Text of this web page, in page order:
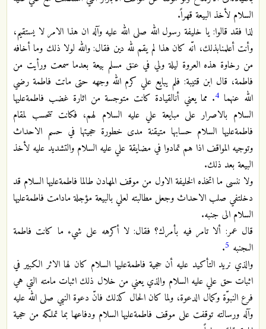
السلام لأخذ البيعة قهراً.
لذا فقد قالوا: يا خليفة رسول الله صلى الله عليه وآله ان هذا الامر لا يستقيم،
وأنت أعلمنابذلك، انّه كان هذا لم يقم لله دين فقال: والله لولا ذلك وما أخافه
من رخاوة هذه العروة ليلة ولي في عنق مسلم بيعة بعدما سمعت ورأيت من
فاطمة، قال ابن قتيبة: فلم يبايع علي كرم الله وجهه حتى ماتت فاطمة رضي
الله عنهما 4. مما يعني أنالقيادة كانت متوجسة من اثارة غضب فاطمةعليها
السلام بالاصرار على مبايعة علي عليه السلام لهم، فكانت تتحسب لمقام
فاطمةعليها السلام حسابها متيقنة مدى خطورة حجيتها في حسم الاحداث
وتوجيه المواقف اذا هم تمادوا في مضايقة علي عليه السلام والتشديد عليه لأخذ
البيعة بعد ذلك.
ولا ننسى ما اتخذه الخليفة الاول من موقف المهادن طالما فاطمةعليها السلام قد
دخلتفي صلب الاحداث وجعل مطالبته لعلي بالبيعة مؤجلة مادامت فاطمةعليها
السلام الى جنبه.
قال عمر: ألا تامر فيه بأمرك؟ فقال: لا أكرهه على شيء ما كانت فاطمة
الىجنبه 5
.
والذي نريد التأكيد عليه أن حجية فاطمةعليها السلام كان لها الاثر الكبير في
اثبات حق علي عليه السلام والذي يعني من خلال ذلك اثبات مامته التي هي
فرع النبوّة وكمال الدعوة، ولما كان الحال كذلك فانّ دعوة النبي صلى الله عليه
وآله ورسالته توقفت على موقف فاطمةعليها السلام ودفاعها بما تملكه من حجية